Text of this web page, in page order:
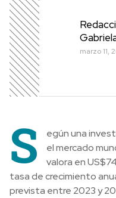
marzo 11,
S
egún una
el mercado
valora en
tasa de crecimiento
prevista entre 2023 y